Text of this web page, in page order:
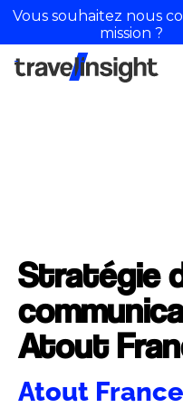
Stratégie
Atout
Atout France
Vous souhaitez nous
mission ?